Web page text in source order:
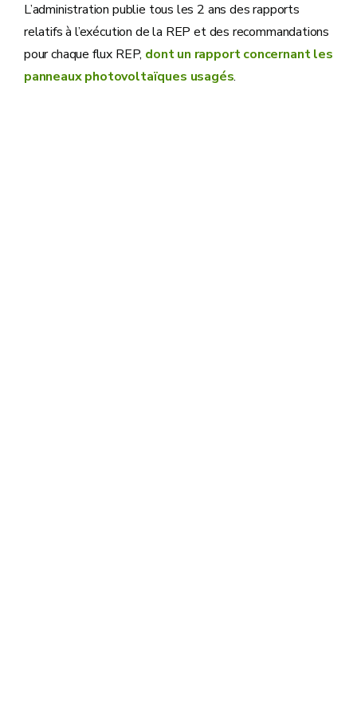
L’administration publie tous les 2 ans des rapports
relatifs à l’exécution de la REP et des recommandations
pour chaque flux REP, dont un rapport concernant les
panneaux photovoltaïques usagés.